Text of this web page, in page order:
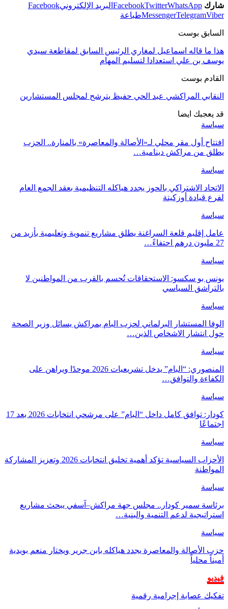
شارك FacebookTwitterWhatsApp البريد الإلكترونيFacebook
MessengerTelegramViber طباعة
السابق بوست
هذا ما قاله اسماعيل لمغاري الرئيس السابق لمقاطعة سيدي
يوسف بن علي استعدادا لتسليم المهام
القادم بوست
النقابي المراكشي عبد الحي حفيظ يترشح لمجلس المستشارين
قد يعجبك ايضا
سياسة
افتتاح أول مقر محلي لـ«الأصالة والمعاصرة» بالمنارة.. الحزب
يطلق من مراكش دينامية…
سياسة
الاتحاد الاشتراكي بالحوز يجدد هياكله التنظيمية بعقد الجمع العام
لفرع قيادة أوزكيتة
سياسة
عامل إقليم قلعة السراغنة يطلق مشاريع تنموية وتعليمية بأزيد من
27 مليون درهم احتفاءً…
سياسة
يونس بو سكسو: الاستحقاقات تُحسم بالقرب من المواطنين لا
بالتراشق السياسي
سياسة
الوفا المستشار البرلماني لحزب البام بمراكش يسائل وزير الصحة
حول انتشار الاشخاص الذين…
سياسة
المنصوري: “البام” يدخل تشريعيات 2026 موحدًا ويراهن على
الكفاءة والتوافق…
سياسة
كودار: توافق كامل داخل “البام” على مرشحي انتخابات 2026 بعد 17
اجتماعًا
سياسة
الأحزاب السياسية تؤكد أهمية تخليق انتخابات 2026 وتعزيز المشاركة
المواطنة
سياسة
برئاسة سمير كودار.. مجلس جهة مراكش–آسفي يبحث مشاريع
استراتيجية لدعم التنمية والبنية…
سياسة
حزب الأصالة والمعاصرة يجدد هياكله بابن جرير ويختار منعم بويدية
أميناً محلياً
فيديو
تفكيك عصابة إجرامية رقمية